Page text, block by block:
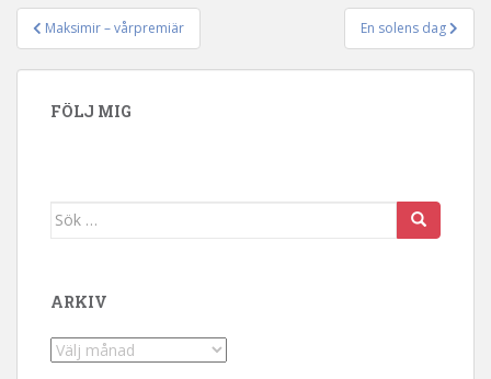
Inläggsnavigering
Maksimir – vårpremiär En solens dag
FÖLJ MIG
Sök efter:
ARKIV
Arkiv